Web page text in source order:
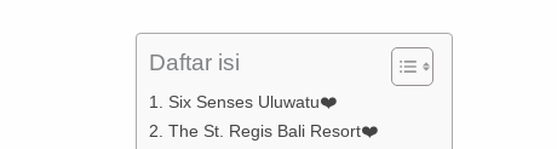
Daftar isi
1. Six Senses Uluwatu❤️
2. The St. Regis Bali Resort❤️